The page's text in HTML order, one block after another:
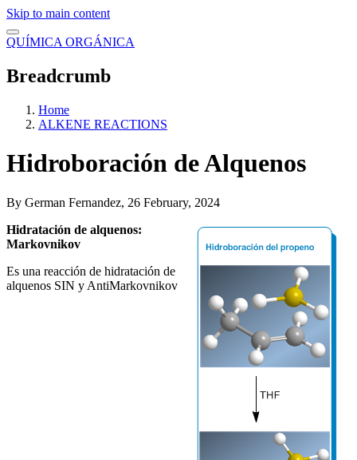
Skip to main content
QUÍMICA ORGÁNICA
Breadcrumb
Home
ALKENE REACTIONS
Hidroboración de Alquenos
By German Fernandez, 26 February, 2024
Hidratación de alquenos:
Markovnikov
Es una reacción de hidratación de
alquenos SIN y AntiMarkovnikov